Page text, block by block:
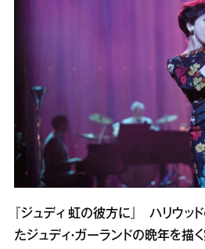
『ジュディ 虹の彼方に』 ハリウッ
たジュディ・ガーランドの晩年を描